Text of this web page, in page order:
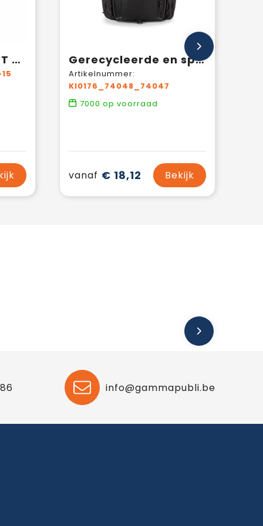
INDICO PACK - RPET vilten rugzak Gerecycleerde en sportrugzak met vak voor spulletjes
Artikelnummer:
KI0176_74048_74047
7000 op voorraad
vanaf € 18,12 Bekijk
info@gammapubli.be